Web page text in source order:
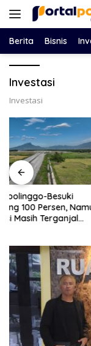
Langsung
Berita Bisnis
Investasi
Investasi
Triv Group
di Industri Kripto
Penghargaan